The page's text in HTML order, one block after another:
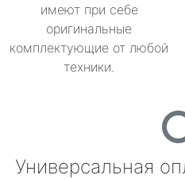
имеют при себе
оригинальные
комплектующие от любой
техники.
Универсальная